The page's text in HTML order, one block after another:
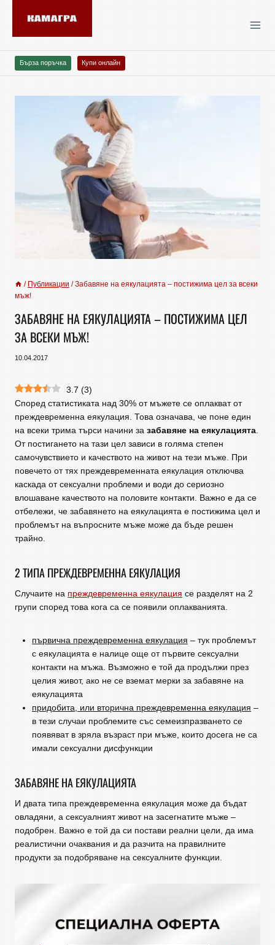
Бърза поръчка Купи онлайн
/ Публикации / Забавяне на еякулацията – постижима цел за всеки
мъж!
ЗАБАВЯНЕ НА ЕЯКУЛАЦИЯТА – ПОСТИЖИМА ЦЕЛ
ЗА ВСЕКИ МЪЖ!
10.04.2017
3.7 (3)
Според статистиката над 30% от мъжете се оплакват от
преждевременна еякулация. Това означава, че поне един
на всеки трима търси начини за забавяне на еякулацията.
От постигането на тази цел зависи в голяма степен
самочувствието и качеството на живот на тези мъже. При
повечето от тях преждевременната еякулация отключва
каскада от сексуални проблеми и води до сериозно
влошаване качеството на половите контакти. Важно е да се
отбележи, че забавянето на еякулацията е постижима цел и
проблемът на въпросните мъже може да бъде решен
трайно.
2 ТИПА ПРЕЖДЕВРЕМЕННА ЕЯКУЛАЦИЯ
Случаите на преждевременна еякулация се разделят на 2
групи според това кога са се появили оплакванията.
първична преждевременна еякулация – тук проблемът
с еякулацията е налице още от първите сексуални
контакти на мъжа. Възможно е той да продължи през
целия живот, ако не се вземат мерки за забавяне на
еякулацията
придобита, или вторична преждевременна еякулация –
в тези случаи проблемите със семеизпразването се
появяват в зряла възраст при мъже, които досега не са
имали сексуални дисфункции
ЗАБАВЯНЕ НА ЕЯКУЛАЦИЯТА
И двата типа преждевременна еякулация може да бъдат
овладяни, а сексуалният живот на засегнатите мъже –
подобрен. Важно е той да си постави реални цели, да има
реалистични очаквания и да разчита на правилните
продукти за подобряване на сексуалните функции.